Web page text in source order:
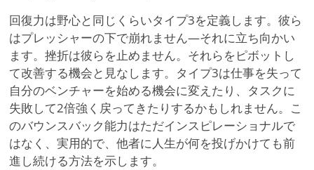
回復力は野心と同じくらいタイプ3を定義します。彼ら
はプレッシャーの下で崩れません—それに立ち向かい
ます。挫折は彼らを止めません。それらをピボットし
て改善する機会と見なします。タイプ3は仕事を失って
自分のベンチャーを始める機会に変えたり、タスクに
失敗して2倍強く戻ってきたりするかもしれません。こ
のバウンスバック能力はただインスピレーショナルで
はなく、実用的で、他者に人生が何を投げかけても前
進し続ける方法を示します。